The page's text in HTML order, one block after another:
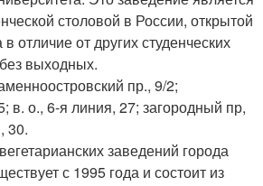
столовой в России, открытой
отличие от других студенческих
выходных.
пр., 9/2;
в. о., 6-я линия, 27; загородный пр,
30.
заведений города
с 1995 года и состоит из